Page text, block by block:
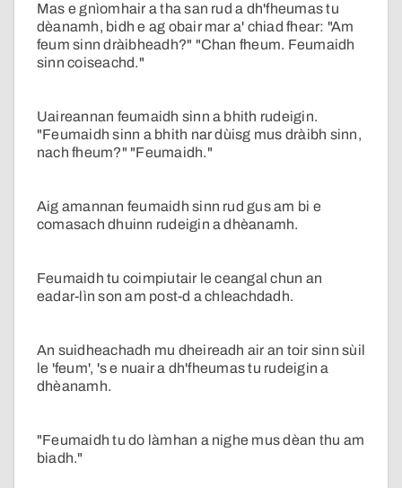
Mas e gnìomhair a tha san rud a dh'fheumas tu
dèanamh, bidh e ag obair mar a' chiad fhear: "Am
feum sinn dràibheadh?" "Chan fheum. Feumaidh
sinn coiseachd."
Uaireannan feumaidh sinn a bhith rudeigin.
"Feumaidh sinn a bhith nar dùisg mus dràibh sinn,
nach fheum?" "Feumaidh."
Aig amannan feumaidh sinn rud gus am bi e
comasach dhuinn rudeigin a dhèanamh.
Feumaidh tu coimpiutair le ceangal chun an
eadar-lìn son am post-d a chleachdadh.
An suidheachadh mu dheireadh air an toir sinn sùil
le 'feum', 's e nuair a dh'fheumas tu rudeigin a
dhèanamh.
"Feumaidh tu do làmhan a nighe mus dèan thu am
biadh."